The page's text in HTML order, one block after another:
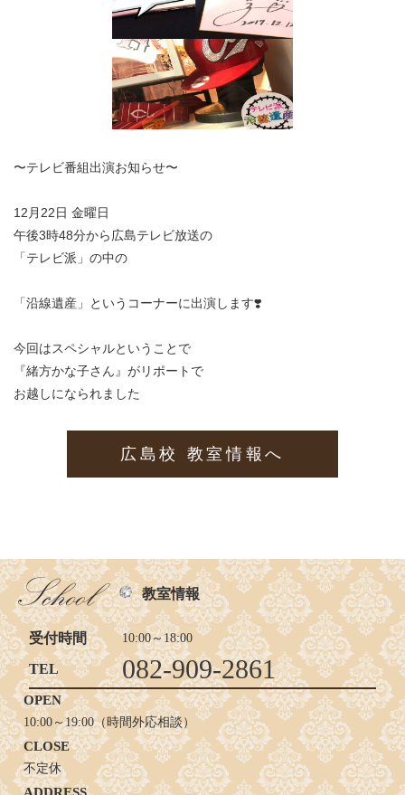
〜テレビ番組出演お知らせ〜
12月22日 金曜日
午後3時48分から広島テレビ放送の
「テレビ派」の中の
「沿線遺産」というコーナーに出演します❣️
今回はスペシャルということで
『緒方かな子さん』がリポートで
お越しになられました
広島校 教室情報へ
教室情報
受付時間 10:00～18:00
TEL 082-909-2861
OPEN
10:00～19:00（時間外応相談）
CLOSE
不定休
ADDRESS